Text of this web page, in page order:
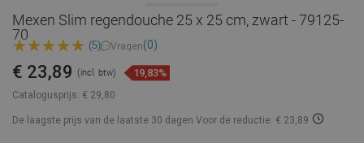
Mexen Slim regendouche 25 x 25 cm, zwart - 79125-
70
(5) Vragen(0)
Catalogusprijs: € 29,80
€ 23,89 (incl. btw) 19,83%
De laagste prijs van de laatste 30 dagen Voor de reductie: € 23,89